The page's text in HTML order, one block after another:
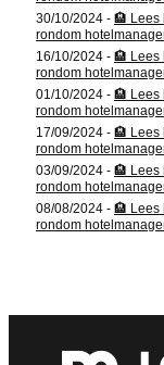
30/10/2024 - 🏨 Lees
rondom
16/10/2024 - 🏨 Lees
rondom
01/10/2024 - 🏨 Lees
rondom
17/09/2024 - 🏨 Lees
rondom
03/09/2024 - 🏨 Lees
rondom
08/08/2024 - 🏨 Lees
rondom